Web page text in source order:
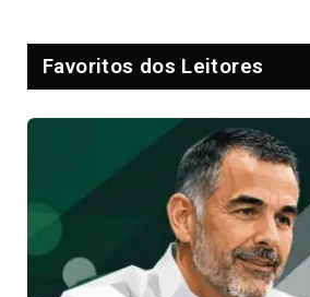
Favoritos dos Leitores